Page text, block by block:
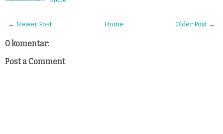
← Newer Post Older Post →
Home
0 komentar:
Post a Comment